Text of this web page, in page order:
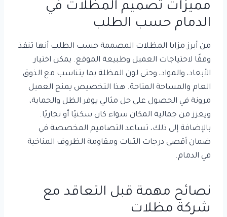
مميزات تصميم المظلات في
الدمام حسب الطلب
من أبرز مزايا المظلات المصممة حسب الطلب أنها تنفذ
وفقًا لاحتياجات العميل وطبيعة الموقع. يمكن اختيار
الأبعاد، والمواد، وحتى لون المظلة بما يتناسب مع الذوق
العام والمساحة المتاحة. هذا التخصيص يمنح العميل
مرونة في الحصول على حل مثالي يوفر الظل والحماية،
ويعزز من جمالية المكان سواء كان سكنيًا أو تجاريًا.
بالإضافة إلى ذلك، تساعد التصاميم المخصصة في
ضمان أقصى درجات الثبات ومقاومة الظروف المناخية
في الدمام.
نصائح مهمة قبل التعاقد مع
شركة مظلات